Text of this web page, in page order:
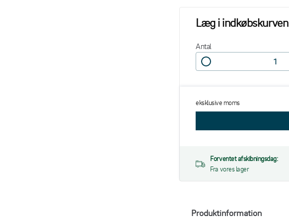
Læg i indkøbskurven
Antal
eksklusive moms
Forventet afskibningsdag:
Fra vores lager
Produktinformation